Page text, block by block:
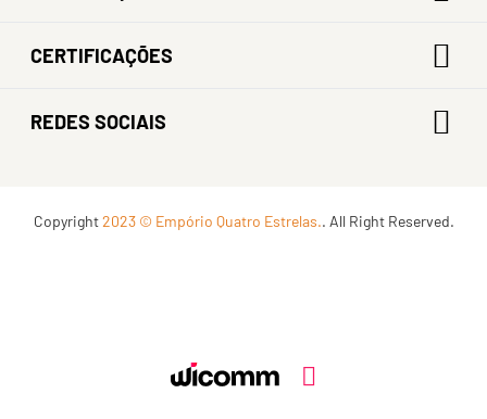
CERTIFICAÇÕES
REDES SOCIAIS
Copyright2023 © Empório Quatro Estrelas.. All Right Reserved.